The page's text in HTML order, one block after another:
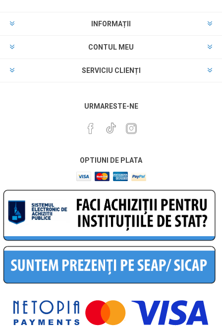
INFORMAȚII
CONTUL MEU
SERVICIU CLIENȚI
URMARESTE-NE
OPTIUNI DE PLATA